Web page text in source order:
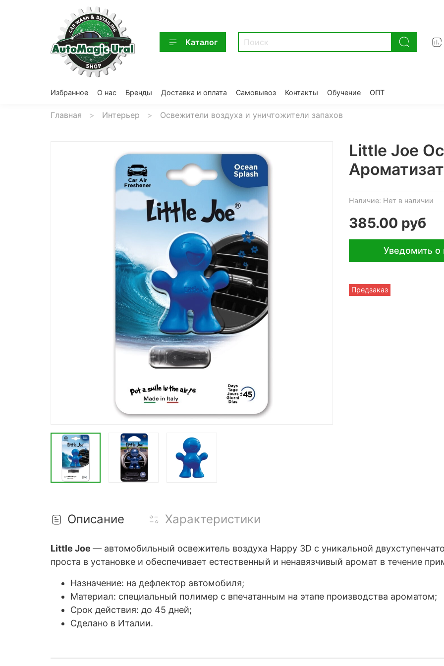
Каталог
Избранное О нас Бренды Доставка и оплата Самовывоз Контакты Обучение ОПТ
Главная Интерьер Освежители воздуха и уничтожители запахов
Наличие: Нет в наличии
Предзаказ
Little Joe
385.00 руб
Уведомить о
Описание Характеристики
Little Joe — автомобильный освежитель воздуха Happy 3D с уникальной
проста в установке и обеспечивает естественный и ненавязчивый аромат в течение
Назначение: на дефлектор автомобиля;
Материал: специальный полимер с впечатанным на этапе производства ароматом;
Срок действия: до 45 дней;
Сделано в Италии.